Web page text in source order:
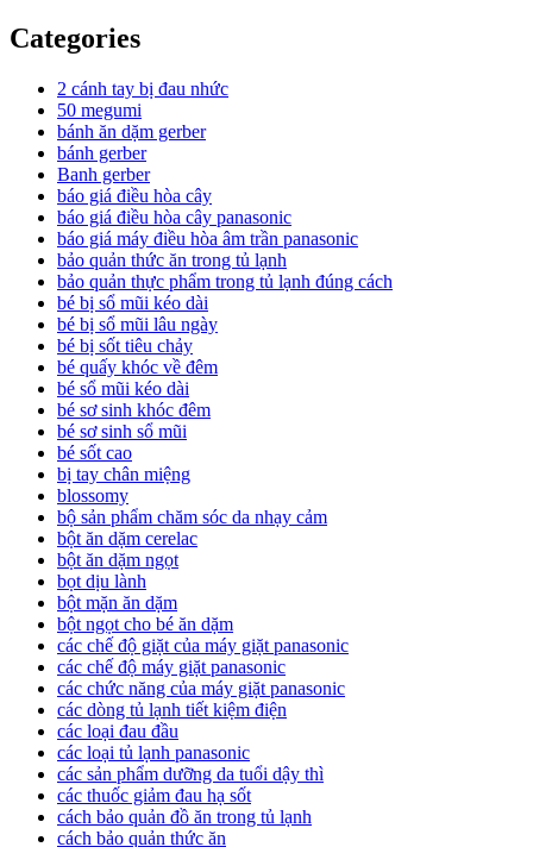
Categories
2 cánh tay bị đau nhức
50 megumi
bánh ăn dặm gerber
bánh gerber
Banh gerber
báo giá điều hòa cây
báo giá điều hòa cây panasonic
báo giá máy điều hòa âm trần panasonic
bảo quản thức ăn trong tủ lạnh
bảo quản thực phẩm trong tủ lạnh đúng cách
bé bị sổ mũi kéo dài
bé bị sổ mũi lâu ngày
bé bị sốt tiêu chảy
bé quấy khóc về đêm
bé sổ mũi kéo dài
bé sơ sinh khóc đêm
bé sơ sinh sổ mũi
bé sốt cao
bị tay chân miệng
blossomy
bộ sản phẩm chăm sóc da nhạy cảm
bột ăn dặm cerelac
bột ăn dặm ngọt
bọt dịu lành
bột mặn ăn dặm
bột ngọt cho bé ăn dặm
các chế độ giặt của máy giặt panasonic
các chế độ máy giặt panasonic
các chức năng của máy giặt panasonic
các dòng tủ lạnh tiết kiệm điện
các loại đau đầu
các loại tủ lạnh panasonic
các sản phẩm dưỡng da tuổi dậy thì
các thuốc giảm đau hạ sốt
cách bảo quản đồ ăn trong tủ lạnh
cách bảo quản thức ăn